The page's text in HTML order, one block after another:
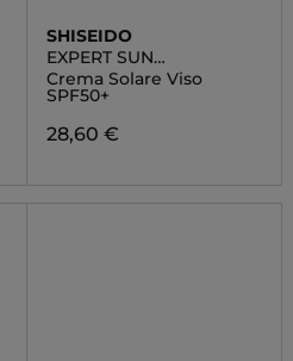
SHISEIDO
EXPERT SUN
PROTECTOR
Crema Solare Viso
SPF50+
28,60 €